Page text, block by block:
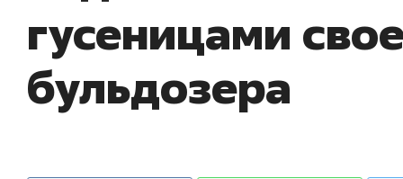
гусеницами
бульдозера
чем интересен Оман?
клиентах и чудных